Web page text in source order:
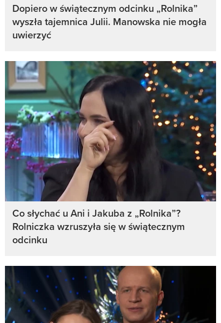
Dopiero w świątecznym odcinku „Rolnika”
wyszła tajemnica Julii. Manowska nie mogła
uwierzyć
Co słychać u Ani i Jakuba z „Rolnika”?
Rolniczka wzruszyła się w świątecznym
odcinku